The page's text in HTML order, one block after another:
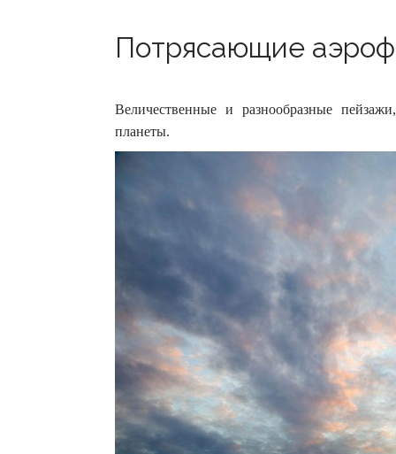
Потрясающие
Величественные и разнообразные
планеты.